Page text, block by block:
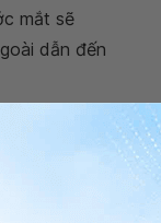
mắt sẽ
dẫn đến